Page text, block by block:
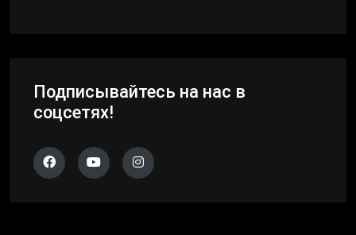
Подписывайтесь на нас в
соцсетях!